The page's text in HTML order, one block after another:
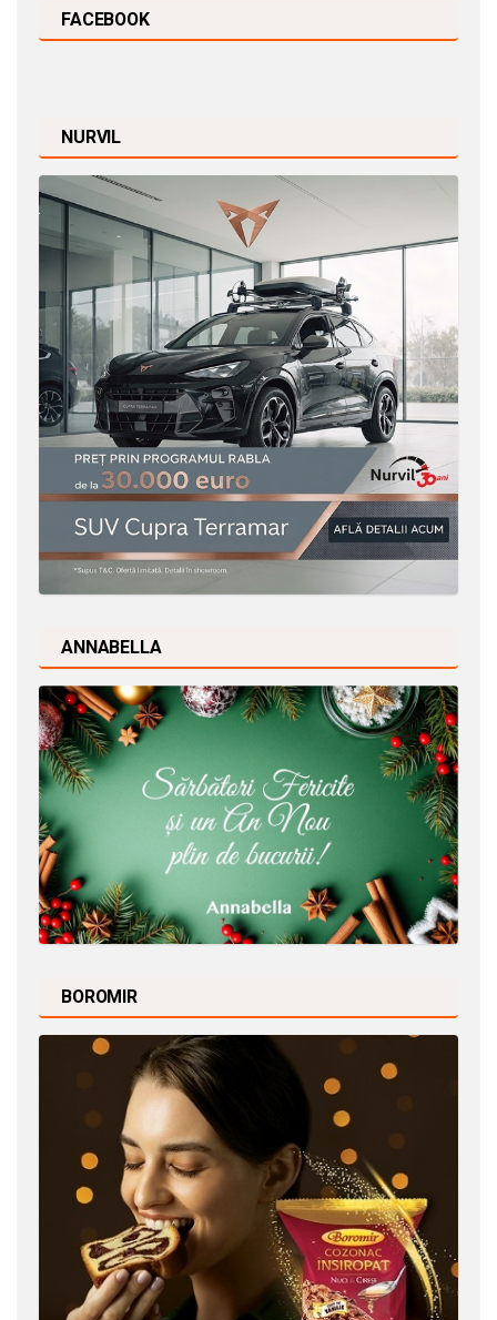
FACEBOOK
NURVIL
ANNABELLA
BOROMIR